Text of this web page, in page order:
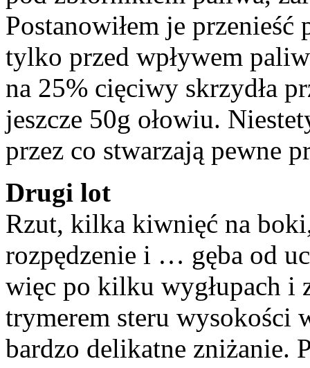
Postanowiłem je przenieść
tylko przed wpływem
na 25% cięciwy skrzydła
jeszcze 50g ołowiu.
przez co stwarzają pewne
Drugi lot
Rzut, kilka kiwnięć na
rozpędzenie i … gęba od
więc po kilku wygłupach i
trymerem steru wysokości
bardzo delikatne zniżanie.